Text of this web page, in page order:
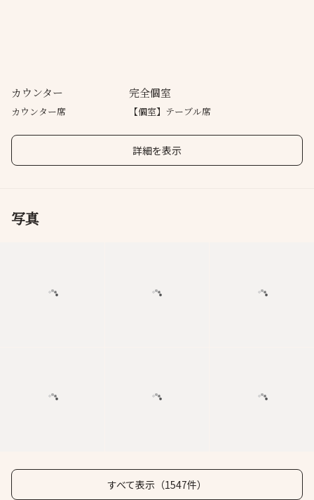
カウンター
カウンター席
完全個室
【個室】テーブル席
詳細を表示
写真
すべて表示（1547件）